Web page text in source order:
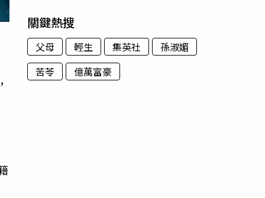
關鍵熱搜
父母 輕生 集英社
孫淑媚
苦苓
億萬富豪